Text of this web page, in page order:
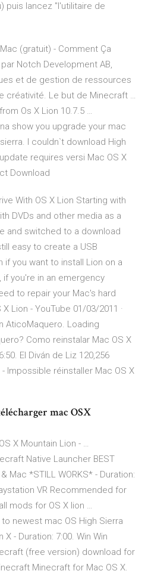
puis lancez "l'utilitaire de
(gratuit) - Comment Ça
Notch Development AB,
et de gestion de ressources
créativité. Le but de Minecraft …
Os X Lion 10.7.5 …
show you upgrade your mac
I couldn`t download High
requires versi Mac OS X
Download
With OS X Lion Starting with
DVDs and other media as a
and switched to a download
easy to create a USB
if you want to install Lion on a
you're in an emergency
to repair your Mac's hard
Lion - YouTube 01/03/2011 ·
AticoMaquero. Loading
Como reinstalar Mac OS X
El Diván de Liz 120,256
Impossible réinstaller Mac OS X
mac OSX
X Mountain Lion - …
Native Launcher BEST
Mac *STILL WORKS* - Duration:
VR Recommended for
mods for OS X lion …
newest mac OS High Sierra
- Duration: 7:00. Win Win
(free version) download for
Minecraft for Mac OS X.